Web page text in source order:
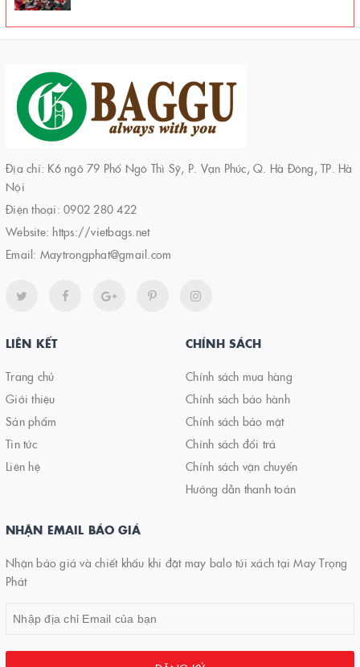
Địa chỉ: K6 ngõ 79 Phố Ngô Thì Sỹ, P. Vạn Phúc, Q. Hà Đông, TP. Hà
Nội
Điện thoại: 0902 280 422
Website: https://vietbags.net
Email: Maytrongphat@gmail.com
LIÊN KẾT
Trang chủ
Giới thiệu
Sản phẩm
Tin tức
Liên hệ
CHÍNH SÁCH
Chính sách mua hàng
Chính sách bảo hành
Chính sách bảo mật
Chính sách đổi trả
Chính sách vận chuyển
Hướng dẫn thanh toán
NHẬN EMAIL BÁO GIÁ
Nhận báo giá và chiết khấu khi đặt may balo túi xách tại May Trọng
Phát